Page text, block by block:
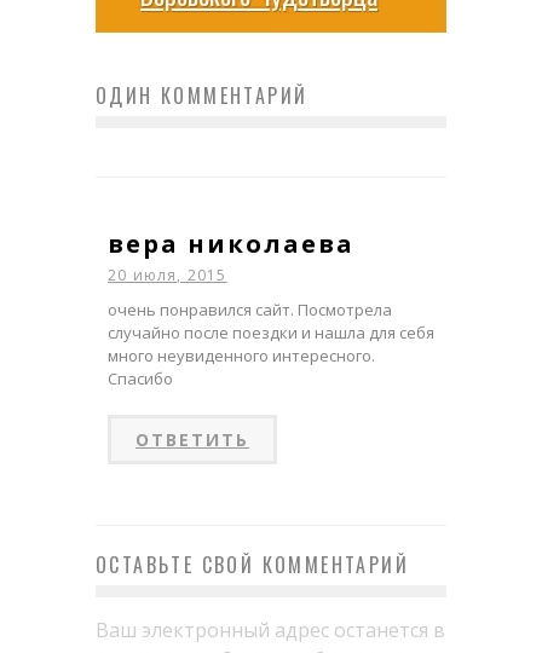
ОДИН КОММЕНТАРИЙ
вера николаева
20 июля, 2015
очень понравился сайт. Посмотрела
случайно после поездки и нашла для себя
много неувиденного интересного.
Спасибо
ОТВЕТИТЬ
ОСТАВЬТЕ СВОЙ КОММЕНТАРИЙ
Ваш электронный адрес останется в